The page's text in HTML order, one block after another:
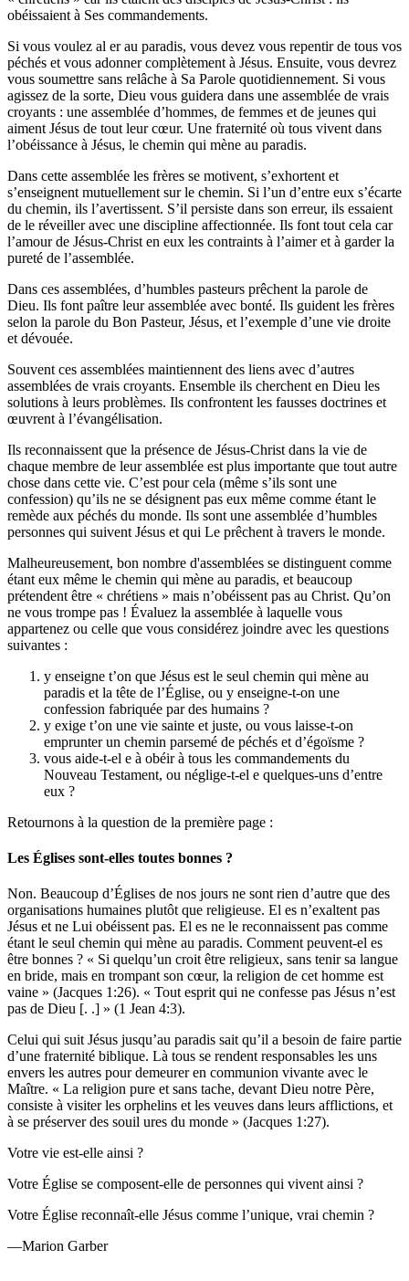
obéissaient à Ses commandements.
Si vous voulez al er au paradis, vous devez vous repentir de tous vos
péchés et vous adonner complètement à Jésus. Ensuite, vous devrez
vous soumettre sans relâche à Sa Parole quotidiennement. Si vous
agissez de la sorte, Dieu vous guidera dans une assemblée de vrais
croyants : une assemblée d’hommes, de femmes et de jeunes qui
aiment Jésus de tout leur cœur. Une fraternité où tous vivent dans
l’obéissance à Jésus, le chemin qui mène au paradis.
Dans cette assemblée les frères se motivent, s’exhortent et
s’enseignent mutuellement sur le chemin. Si l’un d’entre eux s’écarte
du chemin, ils l’avertissent. S’il persiste dans son erreur, ils essaient
de le réveiller avec une discipline affectionnée. Ils font tout cela car
l’amour de Jésus-Christ en eux les contraints à l’aimer et à garder la
pureté de l’assemblée.
Dans ces assemblées, d’humbles pasteurs prêchent la parole de
Dieu. Ils font paître leur assemblée avec bonté. Ils guident les frères
selon la parole du Bon Pasteur, Jésus, et l’exemple d’une vie droite
et dévouée.
Souvent ces assemblées maintiennent des liens avec d’autres
assemblées de vrais croyants. Ensemble ils cherchent en Dieu les
solutions à leurs problèmes. Ils confrontent les fausses doctrines et
œuvrent à l’évangélisation.
Ils reconnaissent que la présence de Jésus-Christ dans la vie de
chaque membre de leur assemblée est plus importante que tout autre
chose dans cette vie. C’est pour cela (même s’ils sont une
confession) qu’ils ne se désignent pas eux même comme étant le
remède aux péchés du monde. Ils sont une assemblée d’humbles
personnes qui suivent Jésus et qui Le prêchent à travers le monde.
Malheureusement, bon nombre d'assemblées se distinguent comme
étant eux même le chemin qui mène au paradis, et beaucoup
prétendent être « chrétiens » mais n’obéissent pas au Christ. Qu’on
ne vous trompe pas ! Évaluez la assemblée à laquelle vous
appartenez ou celle que vous considérez joindre avec les questions
suivantes :
y enseigne t’on que Jésus est le seul chemin qui mène au
paradis et la tête de l’Église, ou y enseigne-t-on une
confession fabriquée par des humains ?
y exige t’on une vie sainte et juste, ou vous laisse-t-on
emprunter un chemin parsemé de péchés et d’égoïsme ?
vous aide-t-el e à obéir à tous les commandements du
Nouveau Testament, ou néglige-t-el e quelques-uns d’entre
eux ?
Retournons à la question de la première page :
Les Églises sont-elles toutes bonnes ?
Non. Beaucoup d’Églises de nos jours ne sont rien d’autre que des
organisations humaines plutôt que religieuse. El es n’exaltent pas
Jésus et ne Lui obéissent pas. El es ne le reconnaissent pas comme
étant le seul chemin qui mène au paradis. Comment peuvent-el es
être bonnes ? « Si quelqu’un croit être religieux, sans tenir sa langue
en bride, mais en trompant son cœur, la religion de cet homme est
vaine » (Jacques 1:26). « Tout esprit qui ne confesse pas Jésus n’est
pas de Dieu [. .] » (1 Jean 4:3).
Celui qui suit Jésus jusqu’au paradis sait qu’il a besoin de faire partie
d’une fraternité biblique. Là tous se rendent responsables les uns
envers les autres pour demeurer en communion vivante avec le
Maître. « La religion pure et sans tache, devant Dieu notre Père,
consiste à visiter les orphelins et les veuves dans leurs afflictions, et
à se préserver des souil ures du monde » (Jacques 1:27).
Votre vie est-elle ainsi ?
Votre Église se composent-elle de personnes qui vivent ainsi ?
Votre Église reconnaît-elle Jésus comme l’unique, vrai chemin ?
—Marion Garber